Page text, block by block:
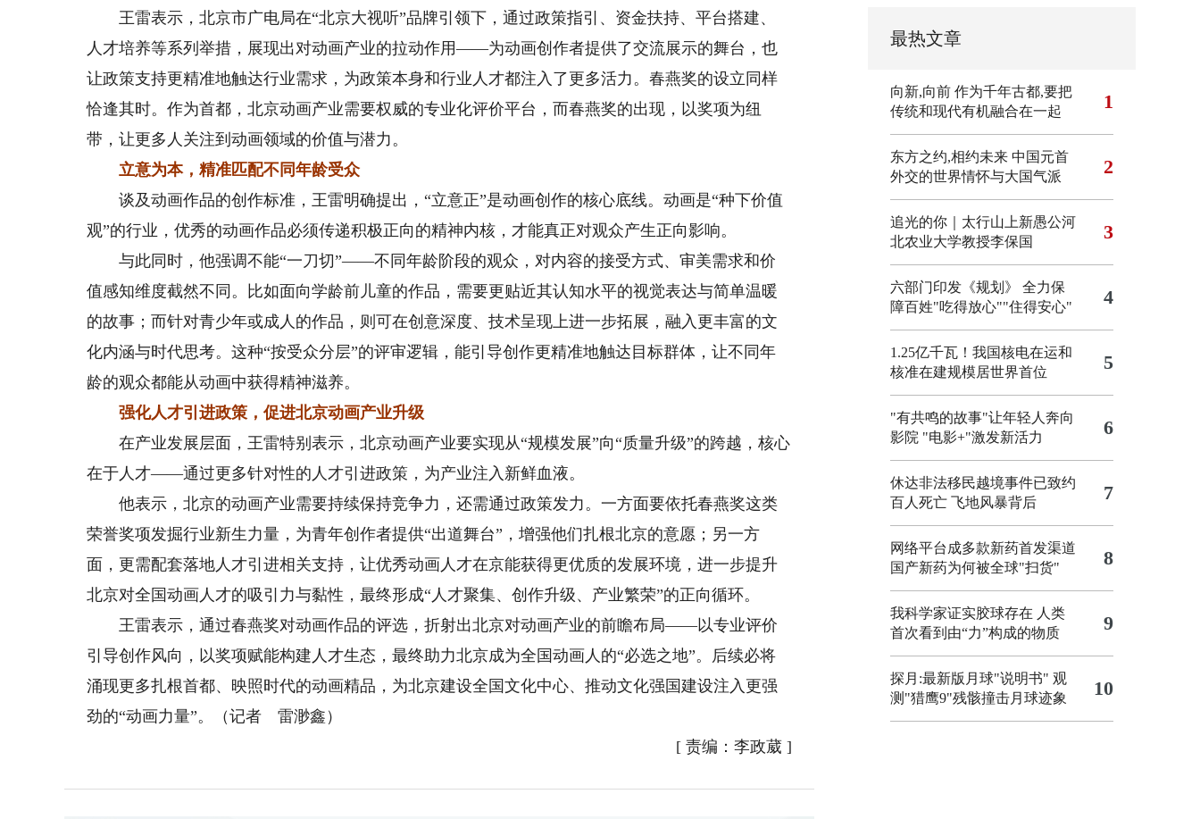
王雷表示，北京市广电局在“北京大视听”品牌引领下，通过政策指引、资金扶持、平台搭建、
人才培养等系列举措，展现出对动画产业的拉动作用——为动画创作者提供了交流展示的舞台，也
让政策支持更精准地触达行业需求，为政策本身和行业人才都注入了更多活力。春燕奖的设立同样
恰逢其时。作为首都，北京动画产业需要权威的专业化评价平台，而春燕奖的出现，以奖项为纽
带，让更多人关注到动画领域的价值与潜力。
立意为本，精准匹配不同年龄受众
谈及动画作品的创作标准，王雷明确提出，“立意正”是动画创作的核心底线。动画是“种下价值
观”的行业，优秀的动画作品必须传递积极正向的精神内核，才能真正对观众产生正向影响。
与此同时，他强调不能“一刀切”——不同年龄阶段的观众，对内容的接受方式、审美需求和价
值感知维度截然不同。比如面向学龄前儿童的作品，需要更贴近其认知水平的视觉表达与简单温暖
的故事；而针对青少年或成人的作品，则可在创意深度、技术呈现上进一步拓展，融入更丰富的文
化内涵与时代思考。这种“按受众分层”的评审逻辑，能引导创作更精准地触达目标群体，让不同年
龄的观众都能从动画中获得精神滋养。
强化人才引进政策，促进北京动画产业升级
在产业发展层面，王雷特别表示，北京动画产业要实现从“规模发展”向“质量升级”的跨越，核心
在于人才——通过更多针对性的人才引进政策，为产业注入新鲜血液。
他表示，北京的动画产业需要持续保持竞争力，还需通过政策发力。一方面要依托春燕奖这类
荣誉奖项发掘行业新生力量，为青年创作者提供“出道舞台”，增强他们扎根北京的意愿；另一方
面，更需配套落地人才引进相关支持，让优秀动画人才在京能获得更优质的发展环境，进一步提升
北京对全国动画人才的吸引力与黏性，最终形成“人才聚集、创作升级、产业繁荣”的正向循环。
王雷表示，通过春燕奖对动画作品的评选，折射出北京对动画产业的前瞻布局——以专业评价
引导创作风向，以奖项赋能构建人才生态，最终助力北京成为全国动画人的“必选之地”。后续必将
涌现更多扎根首都、映照时代的动画精品，为北京建设全国文化中心、推动文化强国建设注入更强
劲的“动画力量”。（记者 雷渺鑫）
[ 责编：李政葳 ]
最热文章
向新,向前 作为千年古都,要把
传统和现代有机融合在一起
1
东方之约,相约未来 中国元首
外交的世界情怀与大国气派
2
追光的你｜太行山上新愚公河
北农业大学教授李保国
3
六部门印发《规划》 全力保
障百姓"吃得放心""住得安心"
4
1.25亿千瓦！我国核电在运和
核准在建规模居世界首位
5
"有共鸣的故事"让年轻人奔向
影院 "电影+"激发新活力 6
休达非法移民越境事件已致约
百人死亡 飞地风暴背后 7
网络平台成多款新药首发渠道
国产新药为何被全球"扫货"
8
我科学家证实胶球存在 人类
首次看到由“力”构成的物质
9
探月:最新版月球"说明书" 观
测"猎鹰9"残骸撞击月球迹象
10